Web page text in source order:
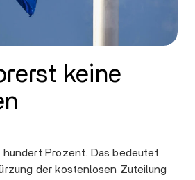
keine
hundert Prozent. Das bedeutet
der kostenlosen Zuteilung